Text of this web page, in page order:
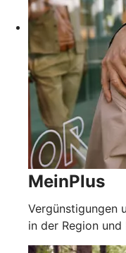
MeinPlus
Vergünstigungen
in der Region